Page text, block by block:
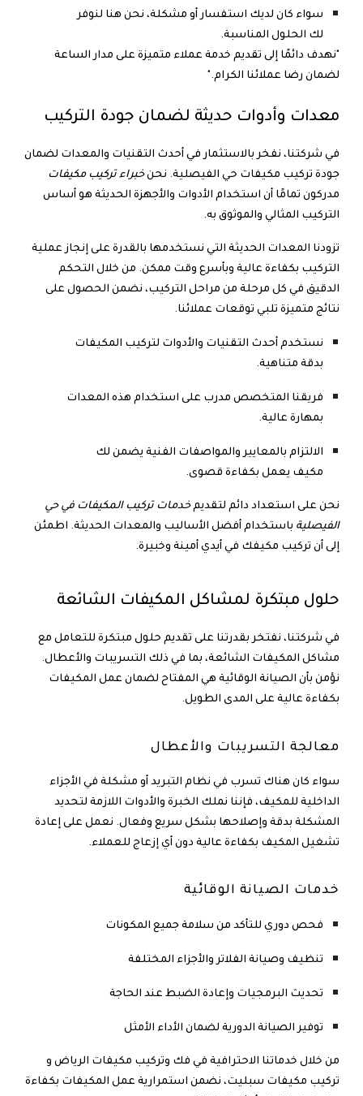
سواء كان لديك استفسار أو مشكلة، نحن هنا لنوفر
لك الحلول المناسبة.
"نهدف دائمًا إلى تقديم خدمة عملاء متميزة على مدار الساعة
لضمان رضا عملائنا الكرام."
معدات وأدوات حديثة لضمان جودة التركيب
في شركتنا، نفخر بالاستثمار في أحدث التقنيات والمعدات لضمان
جودة تركيب مكيفات حي الفيصلية. نحنخبراء تركيب مكيفات
مدركون تمامًا أن استخدام الأدوات والأجهزة الحديثة هو أساس
التركيب المثالي والموثوق به.
تزودنا المعدات الحديثة التي نستخدمها بالقدرة على إنجاز عملية
التركيب بكفاءة عالية وبأسرع وقت ممكن. من خلال التحكم
الدقيق في كل مرحلة من مراحل التركيب، نضمن الحصول على
نتائج متميزة تلبي توقعات عملائنا.
نستخدم أحدث التقنيات والأدوات لتركيب المكيفات
بدقة متناهية.
فريقنا المتخصص مدرب على استخدام هذه المعدات
بمهارة عالية.
الالتزام بالمعايير والمواصفات الفنية يضمن لك
مكيف يعمل بكفاءة قصوى.
نحن على استعداد دائم لتقديمخدمات تركيب المكيفات في حي
الفيصلية باستخدام أفضل الأساليب والمعدات الحديثة. اطمئن
إلى أن تركيب مكيفك في أيدي أمينة وخبيرة.
حلول مبتكرة لمشاكل المكيفات الشائعة
في شركتنا، نفتخر بقدرتنا على تقديم حلول مبتكرة للتعامل مع
مشاكل المكيفات الشائعة، بما في ذلك التسريبات والأعطال.
نؤمن بأن الصيانة الوقائية هي المفتاح لضمان عمل المكيفات
بكفاءة عالية على المدى الطويل.
معالجة التسريبات والأعطال
سواء كان هناك تسرب في نظام التبريد أو مشكلة في الأجزاء
الداخلية للمكيف، فإننا نملك الخبرة والأدوات اللازمة لتحديد
المشكلة بدقة وإصلاحها بشكل سريع وفعال. نعمل على إعادة
تشغيل المكيف بكفاءة عالية دون أي إزعاج للعملاء.
خدمات الصيانة الوقائية
فحص دوري للتأكد من سلامة جميع المكونات
تنظيف وصيانة الفلاتر والأجزاء المختلفة
تحديث البرمجيات وإعادة الضبط عند الحاجة
توفير الصيانة الدورية لضمان الأداء الأمثل
من خلال خدماتنا الاحترافية في فك وتركيب مكيفات الرياض و
تركيب مكيفات سبليت، نضمن استمرارية عمل المكيفات بكفاءة